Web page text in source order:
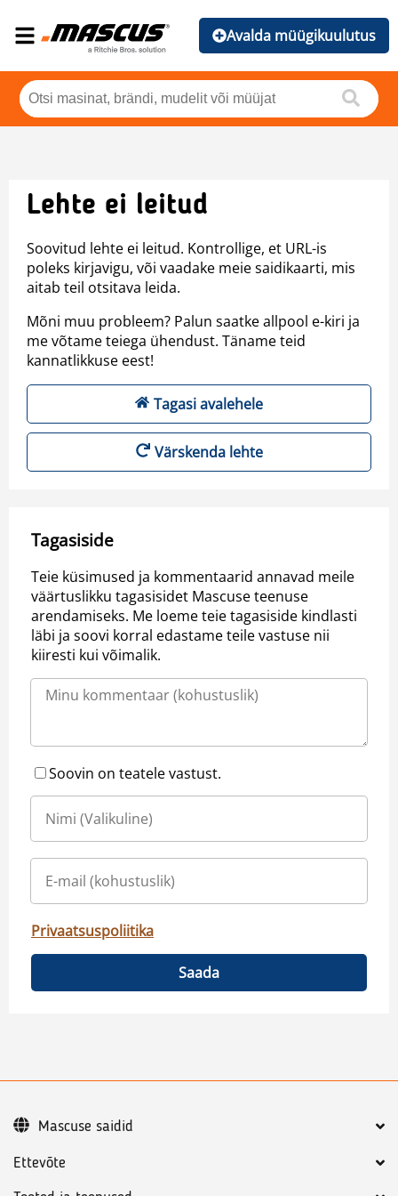
Avalda müügikuulutus
Lehte ei leitud
Soovitud lehte ei leitud. Kontrollige, et URL-is
poleks kirjavigu, või vaadake meie saidikaarti, mis
aitab teil otsitava leida.
Mõni muu probleem? Palun saatke allpool e-kiri ja
me võtame teiega ühendust. Täname teid
kannatlikkuse eest!
Tagasi avalehele
Värskenda lehte
Tagasiside
Teie küsimused ja kommentaarid annavad meile
väärtuslikku tagasisidet Mascuse teenuse
arendamiseks. Me loeme teie tagasiside kindlasti
läbi ja soovi korral edastame teile vastuse nii
kiiresti kui võimalik.
Soovin on teatele vastust.
Privaatsuspoliitika
Saada
Ettevõte
Mascuse saidid